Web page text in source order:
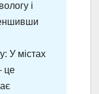
і
У містах
це